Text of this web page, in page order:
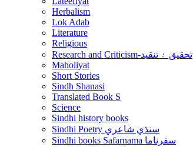
Herbalism
Lok Adab
Literature
Religious
Research and Criticism-تحقيق ۽ تنقيد
Maholiyat
Short Stories
Sindh Shanasi
Translated Book S
Science
Sindhi history books
Sindhi Poetry سنڌي شاعري
Sindhi books Safarnama سفرناما